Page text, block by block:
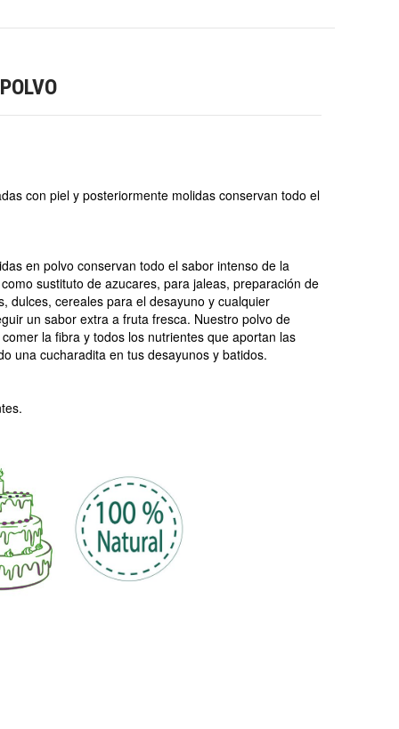
con piel y posteriormente molidas conservan todo el
en polvo conservan todo el sabor intenso de la
sustituto de azucares, para jaleas, preparación de
dulces, cereales para el desayuno y cualquier
un sabor extra a fruta fresca. Nuestro polvo de
la fibra y todos los nutrientes que aportan las
una cucharadita en tus desayunos y batidos.